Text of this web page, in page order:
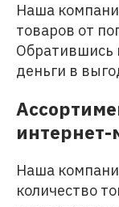
Наша
товаров от
Обратившись
деньги в
интернет-
Наша
количество